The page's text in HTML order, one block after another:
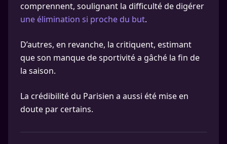
comprennent, soulignant la difficulté de digérer
une élimination si proche du but.
D’autres, en revanche, la critiquent, estimant
que son manque de sportivité a gâché la fin de
la saison.
La crédibilité du Parisien a aussi été mise en
doute par certains.